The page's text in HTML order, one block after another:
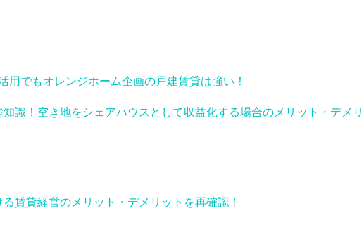
用でもオレンジホーム企画の戸建賃貸は強い！
知識！空き地をシェアハウスとして収益化する場合のメリット・デメ
賃貸経営のメリット・デメリットを再確認！